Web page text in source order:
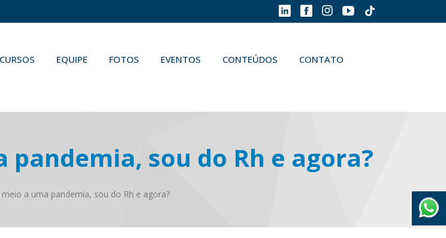
CURSOS EQUIPE FOTOS EVENTOS CONTEÚDOS CONTATO
sou do Rh e agora?
a uma pandemia, sou do Rh e agora?